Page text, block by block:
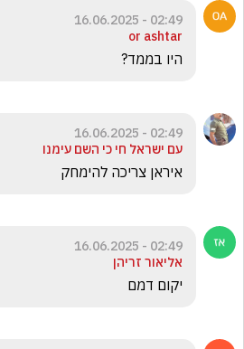
02:49 - 16.06.2025
or ashtar
היו בממד?
02:49 - 16.06.2025
עם ישראל חי כי השם עימנו
איראן צריכה להימחק
02:49 - 16.06.2025
אליאור זריהן
יקום דמם